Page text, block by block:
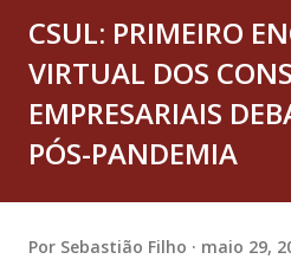
CSUL: PRIMEIRO
VIRTUAL DOS
EMPRESARIAIS
PÓS-PANDEMIA
Por Sebastião Filho maio 29,